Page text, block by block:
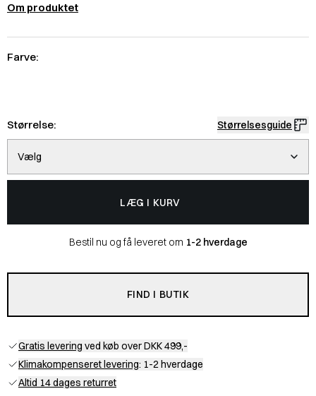
Om produktet
Farve:
Størrelse: Størrelsesguide
Vælg
LÆG I KURV
Bestil nu og få leveret om 1-2 hverdage
FIND I BUTIK
Gratis levering ved køb over DKK 499,-
Klimakompenseret levering: 1-2 hverdage
Altid 14 dages returret